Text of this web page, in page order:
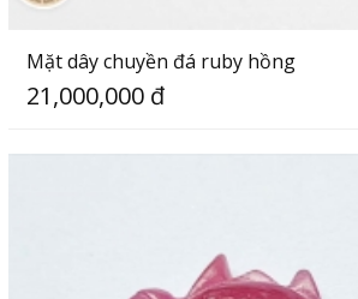
Mặt dây chuyền đá ruby hồng
21,000,000 đ